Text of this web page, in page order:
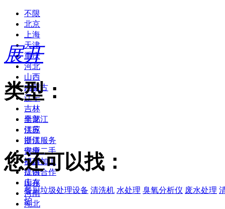
不限
北京
上海
天津
重庆
河北
山西
内蒙古
辽宁
吉林
黑龙江
江苏
浙江
安徽
福建
江西
山东
河南
湖北
展开
类型：
全部
供应
提供服务
供应二手
提供加工
提供合作
库存
您还可以找：
餐厨垃圾处理设备 清洗机 水处理 臭氧分析仪 废水处理
炉